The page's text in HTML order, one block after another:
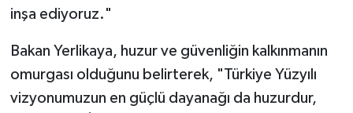
inşa ediyoruz."
Bakan Yerlikaya, huzur ve güvenliğin kalkınmanın
omurgası olduğunu belirterek, "Türkiye Yüzyılı
vizyonumuzun en güçlü dayanağı da huzurdur,